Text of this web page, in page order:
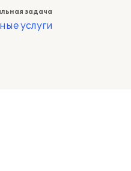
задача
услуги